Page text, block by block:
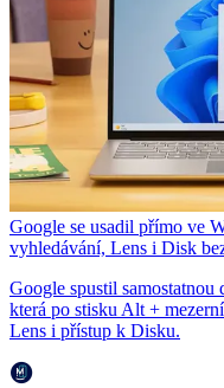
Google se usadil přímo ve
vyhledávání, Lens i Disk
Google spustil
která po stisku Alt +
Lens i přístup k Disku.